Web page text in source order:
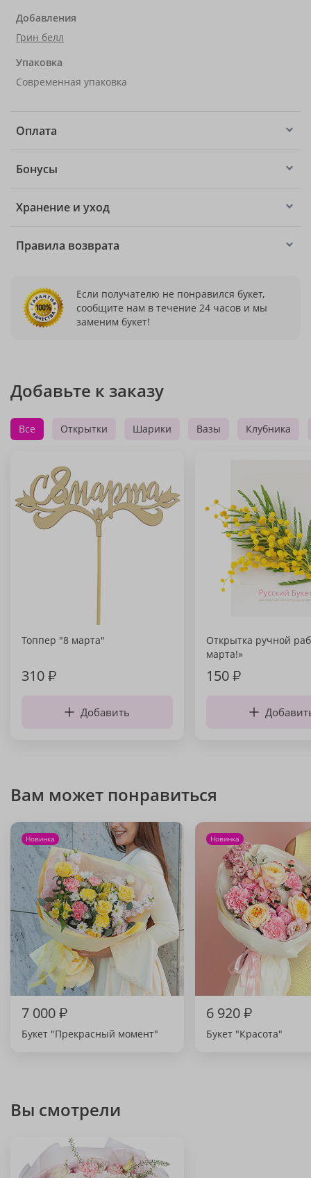
Добавления
Грин белл
Упаковка
Современная упаковка
Оплата
Бонусы
Хранение и уход
Правила возврата
Если получателю не понравился букет,
сообщите нам в течение 24 часов и мы
заменим букет!
Добавьте к заказу
Все Открытки Шарики Вазы Клубника
Топпер "8 марта"
310₽
Добавить
Открытка ручной
марта!»
150₽
Вам может понравиться
Новинка
7 000₽
Букет "Прекрасный момент"
Новинка
6 920₽
Букет "Красота"
Вы смотрели